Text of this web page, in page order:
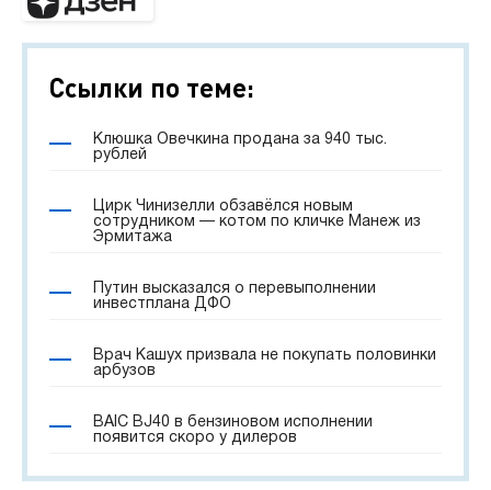
Ссылки по теме:
Клюшка Овечкина продана за 940 тыс.
рублей
Цирк Чинизелли обзавёлся новым
сотрудником — котом по кличке Манеж из
Эрмитажа
Путин высказался о перевыполнении
инвестплана ДФО
Врач Кашух призвала не покупать половинки
арбузов
BAIC BJ40 в бензиновом исполнении
появится скоро у дилеров